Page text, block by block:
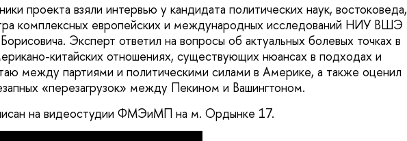
проекта взяли интервью у кандидата политических наук, востоковеда,
комплексных европейских и международных исследований НИУ ВШЭ
Эксперт ответил на вопросы об актуальных болевых точках в
китайских отношениях, существующих нюансах в подходах и
между партиями и политическими силами в Америке, а также оценил
«перезагрузок» между Пекином и Вашингтоном.
на видеостудии ФМЭиМП на м. Ордынке 17.